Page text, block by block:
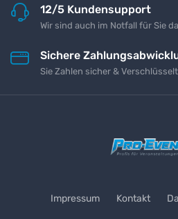
12/5 Kundensupport
Wir sind auch im Notfall für Sie da
Sichere
Sie Zahlen sicher & Verschlüsselt
Impressum Kontakt